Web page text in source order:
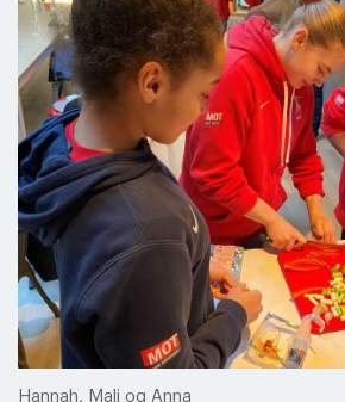
Hannah, Mali og Anna